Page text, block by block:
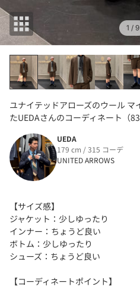
1 / 9
ユナイテッドアローズのウール
たUEDAさんのコーディネート（
UEDA
179 cm / 315 コーデ
UNITED ARROWS
【サイズ感】
ジャケット：少しゆったり
インナー：ちょうど良い
ボトム：少しゆったり
シューズ：ちょうど良い
【コーディネートポイント】